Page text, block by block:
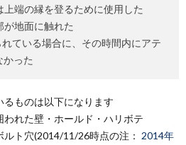
上端の縁を登るために使用した
が地面に触れた
ている場合に、その時間内にアテ
かった
ものは以下になります
われた壁・ホールド・ハリボテ
ルト穴(2014/11/26時点の注： 2014年